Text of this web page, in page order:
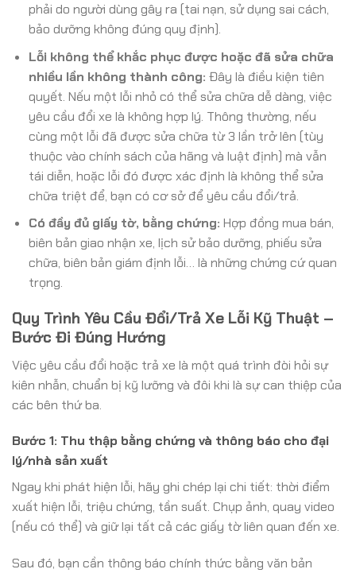
phải do người dùng gây ra (tai nạn, sử dụng sai cách,
bảo dưỡng không đúng quy định).
Lỗi không thể khắc phục được hoặc đã sửa chữa
nhiều lần không thành công: Đây là điều kiện tiên
quyết. Nếu một lỗi nhỏ có thể sửa chữa dễ dàng, việc
yêu cầu đổi xe là không hợp lý. Thông thường, nếu
cùng một lỗi đã được sửa chữa từ 3 lần trở lên (tùy
thuộc vào chính sách của hãng và luật định) mà vẫn
tái diễn, hoặc lỗi đó được xác định là không thể sửa
chữa triệt để, bạn có cơ sở để yêu cầu đổi/trả.
Có đầy đủ giấy tờ, bằng chứng: Hợp đồng mua bán,
biên bản giao nhận xe, lịch sử bảo dưỡng, phiếu sửa
chữa, biên bản giám định lỗi… là những chứng cứ quan
trọng.
Quy Trình Yêu Cầu Đổi/Trả Xe Lỗi Kỹ Thuật –
Bước Đi Đúng Hướng
Việc yêu cầu đổi hoặc trả xe là một quá trình đòi hỏi sự
kiên nhẫn, chuẩn bị kỹ lưỡng và đôi khi là sự can thiệp của
các bên thứ ba.
Bước 1: Thu thập bằng chứng và thông báo cho đại
lý/nhà sản xuất
Ngay khi phát hiện lỗi, hãy ghi chép lại chi tiết: thời điểm
xuất hiện lỗi, triệu chứng, tần suất. Chụp ảnh, quay video
(nếu có thể) và giữ lại tất cả các giấy tờ liên quan đến xe.
Sau đó, bạn cần thông báo chính thức bằng văn bản